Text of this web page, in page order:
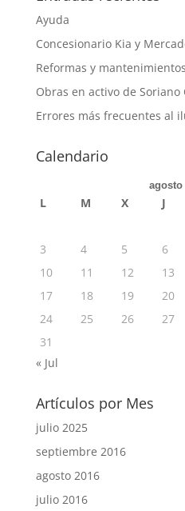
Ayuda
Concesionario Kia y
Reformas y
Obras en activo de Soriano
Errores más frecuentes al
Calendario
agosto
L M X J
3
4 5 6
10
11 12 13
17
18 19 20
24
25 26 27
31
« Jul
Artículos por Mes
julio 2025
septiembre 2016
agosto 2016
julio 2016